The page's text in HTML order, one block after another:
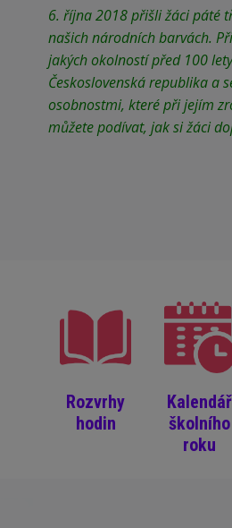
6. října 2018 přišli žáci páté
našich národních barvách.
jakých okolností před 100
Československá republika a
osobnostmi, které při jejím
můžete podívat, jak si žáci
Rozvrhy
hodin
Kalendář
školního
roku